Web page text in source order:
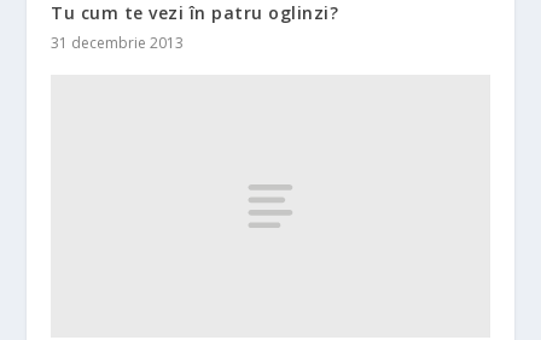
Tu cum te vezi în patru oglinzi?
31 decembrie 2013